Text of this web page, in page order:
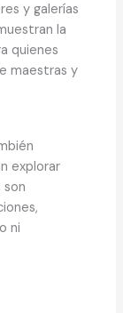
y galerías
la
quienes
maestras y
explorar
ni